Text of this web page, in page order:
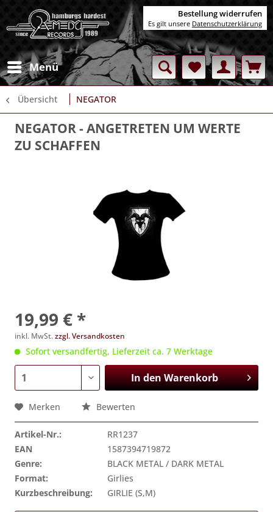
Menü
Übersicht NEGATOR
NEGATOR- ANGETRETEN UM WERTE
ZU SCHAFFEN
19,99 € *
inkl. MwSt.zzgl. Versandkosten
Sofort versandfertig, Lieferzeit ca. 7 Werktage
In denWarenkorb
Merken Bewerten
Artikel-Nr.:
RR1237
EAN
1587394719872
Genre:
BLACK METAL / DARK METAL
Format:
Girlies
Kurzbeschreibung:
GIRLIE (S,M)
Bestellung widerrufen
Es gilt unsere Datenschutzerklärung